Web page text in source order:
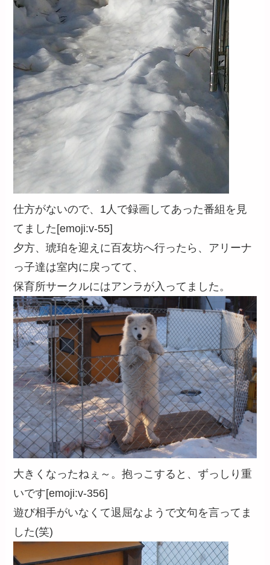
仕方がないので、1人で録画してあった番組を見
てました[emoji:v-55]
夕方、琥珀を迎えに百友坊へ行ったら、アリーナ
っ子達は室内に戻ってて、
保育所サークルにはアンラが入ってました。
大きくなったねぇ～。抱っこすると、ずっしり重
いです[emoji:v-356]
遊び相手がいなくて退屈なようで文句を言ってま
した(笑)